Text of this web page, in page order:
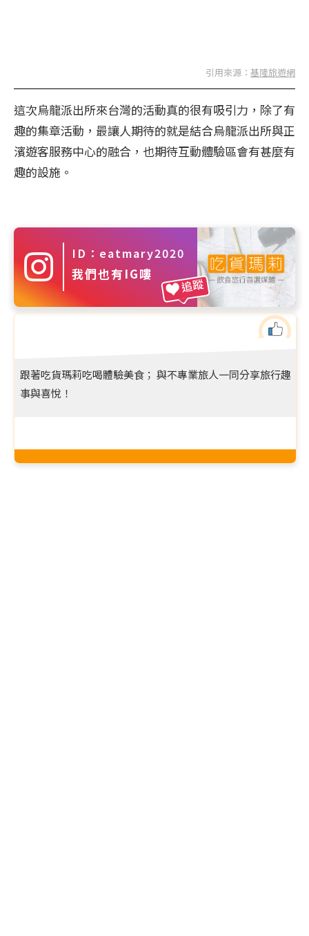
引用來源： 基隆旅遊網
這次烏龍派出所來台灣的活動真的很有吸引力，除了有
趣的集章活動，最讓人期待的就是結合烏龍派出所與正
濱遊客服務中心的融合，也期待互動體驗區會有甚麼有
趣的設施。
ID：eatmary2020
我們也有IG嘍
追蹤
跟著吃貨瑪莉吃喝體驗美食； 與不專業旅人一同分享旅行趣
事與喜悅！